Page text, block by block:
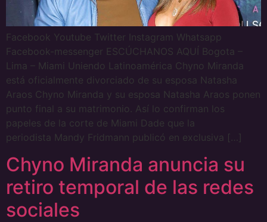
Facebook Youtube Twitter Instagram Whatsapp
Facebook-messenger ESCÚCHANOS AQUÍ Bogota –
Lima – Miami Uniendo Latinoamérica Chyno Miranda
está oficialmente divorciado de su esposa Natasha
Araos Chyno Miranda y su esposa Natasha Araos ponen
punto final a su matrimonio. Así lo confirman los
papeles de la corte de Miami Dade que la
periodista Mandy Fridmann publicó en exclusiva […]
Chyno Miranda anuncia su
retiro temporal de las redes
sociales